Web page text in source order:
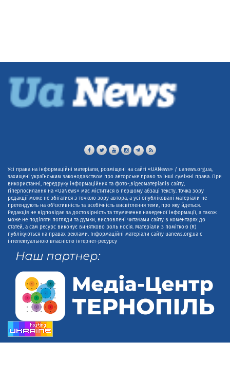
Усі права на інформаційні матеріали, розміщені на сайті «UANews» / uanews.org.ua,
захищені українським законодавством про авторське право та інші суміжні права. При
використанні, передруку інформаційних та фото-,відеоматеріалів сайту,
гіперпосилання на «UaNews» має міститися в першому абзаці тексту. Точка зору
редакції може не збігатися з точкою зору автора, а усі опубліковані матеріали не
претендують на об'єктивність та всебічність висвітлення теми, про яку йдеться.
Редакція не відповідає за достовірність та тлумачення наведеної інформації, а також
може не поділяти погляди та думки, висловлені читачами сайту в коментарях до
статей, а сам ресурс виконує винятково роль носія. Матеріали з поміткою (R)
публікуються на правах реклами. Інформаційні матеріали сайту uanews.org.ua є
інтелектуальною власністю інтернет-ресурсу